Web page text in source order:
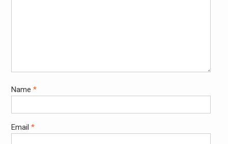
Name *
Email *